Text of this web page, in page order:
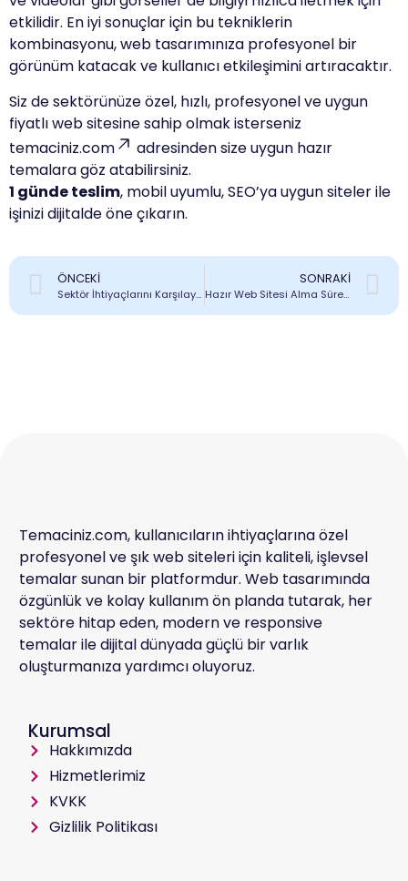
etkilidir. En iyi sonuçlar için bu tekniklerin
kombinasyonu, web tasarımınıza profesyonel bir
görünüm katacak ve kullanıcı etkileşimini artıracaktır.
Siz de sektörünüze özel, hızlı, profesyonel ve uygun
fiyatlı web sitesine sahip olmak isterseniz
temaciniz.com
adresinden size uygun hazır
temalara göz atabilirsiniz.
1 günde teslim, mobil uyumlu, SEO’ya uygun siteler ile
işinizi dijitalde öne çıkarın.
ÖNCEKI
Sektör İhtiyaçlarını Karşılayan Web Tasarım Modelleri
SONRAKI
Hazır Web Sitesi Alma Sürecinde Dikkat Edilmesi Gerekenler
Temaciniz.com, kullanıcıların ihtiyaçlarına özel
profesyonel ve şık web siteleri için kaliteli, işlevsel
temalar sunan bir platformdur. Web tasarımında
özgünlük ve kolay kullanım ön planda tutarak, her
sektöre hitap eden, modern ve responsive
temalar ile dijital dünyada güçlü bir varlık
oluşturmanıza yardımcı oluyoruz.
Kurumsal
Hakkımızda
Hizmetlerimiz
KVKK
Gizlilik Politikası